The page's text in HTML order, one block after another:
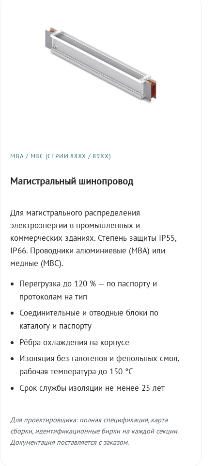
МВА / МВС (СЕРИИ 88XX / 89XX)
Магистральный шинопровод
Для магистрального распределения
электроэнергии в промышленных и
коммерческих зданиях. Степень защиты IP55,
IP66. Проводники алюминиевые (МВА) или
медные (МВС).
Перегрузка до 120 % — по паспорту и
протоколам на тип
Соединительные и отводные блоки по
каталогу и паспорту
Рёбра охлаждения на корпусе
Изоляция без галогенов и фенольных смол,
рабочая температура до 150 °C
Срок службы изоляции не менее 25 лет
Для проектировщика: полная спецификация, карта
сборки, идентификационные бирки на каждой секции.
Документация поставляется с заказом.